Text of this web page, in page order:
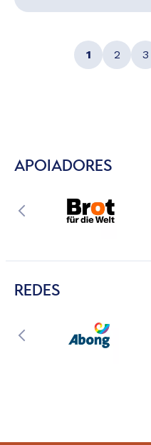
1 2 3
APOIADORES
REDES